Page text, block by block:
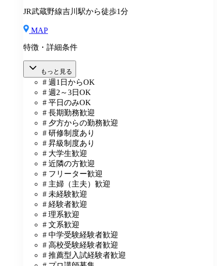
JR武蔵野線吉川駅から徒歩1分
MAP
特徴・詳細条件
もっと見る
# 週1日からOK
# 週2～3日OK
# 平日のみOK
# 長期勤務歓迎
# 夕方からの勤務歓迎
# 研修制度あり
# 昇級制度あり
# 大学生歓迎
# 近隣の方歓迎
# フリーター歓迎
# 主婦（主夫）歓迎
# 未経験歓迎
# 経験者歓迎
# 理系歓迎
# 文系歓迎
# 中学受験経験者歓迎
# 高校受験経験者歓迎
# 推薦型入試経験者歓迎